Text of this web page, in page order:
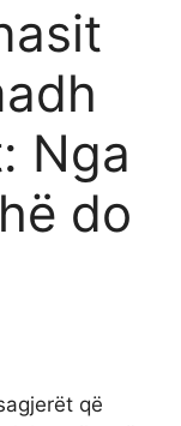
Nga
do
që